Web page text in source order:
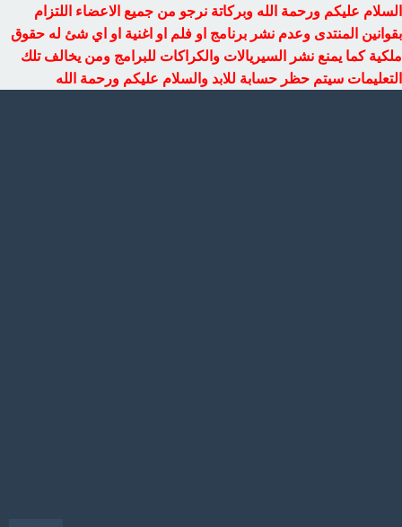
السلام عليكم ورحمة الله وبركاتة نرجو من جميع الاعضاء اللتزام
بقوانين المنتدى وعدم نشر برنامج او فلم او اغنية او اي شئ له حقوق
ملكية كما يمنع نشر السيريالات والكراكات للبرامج ومن يخالف تلك
التعليمات سيتم حظر حسابة للابد والسلام عليكم ورحمة الله